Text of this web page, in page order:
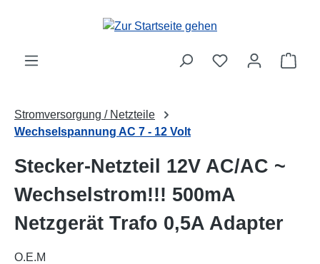
Zum Hauptinhalt springen
Stromversorgung / Netzteile
Wechselspannung AC 7 - 12 Volt
Stecker-Netzteil 12V AC/AC ~
Wechselstrom!!! 500mA
Netzgerät Trafo 0,5A Adapter
O.E.M